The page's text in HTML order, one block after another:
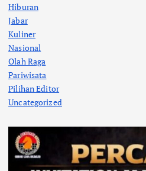
Hiburan
Jabar
Kuliner
Nasional
Olah Raga
Pariwisata
Pilihan Editor
Uncategorized